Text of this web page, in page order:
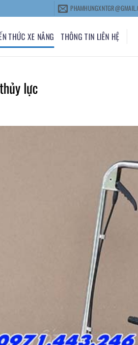
THỨC XE NÂNG THÔNG TIN LIÊN HỆ
lực